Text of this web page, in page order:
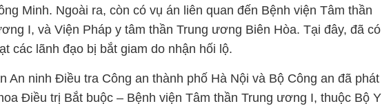
Minh. Ngoài ra, còn có vụ án liên quan đến Bệnh viện Tâm thần
I, và Viện Pháp y tâm thần Trung ương Biên Hòa. Tại đây, đã có
các lãnh đạo bị bắt giam do nhận hối lộ.
An ninh Điều tra Công an thành phố Hà Nội và Bộ Công an đã phát
Điều trị Bắt buộc – Bệnh viện Tâm thần Trung ương I, thuộc Bộ Y